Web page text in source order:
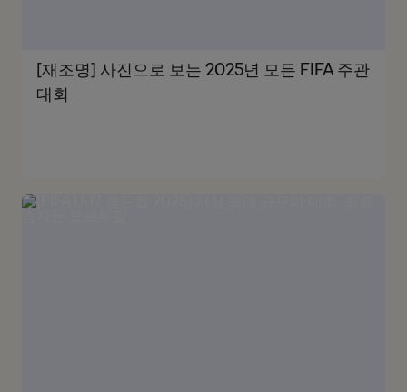
[재조명] 사진으로 보는 2025년 모든 FIFA 주관
대회